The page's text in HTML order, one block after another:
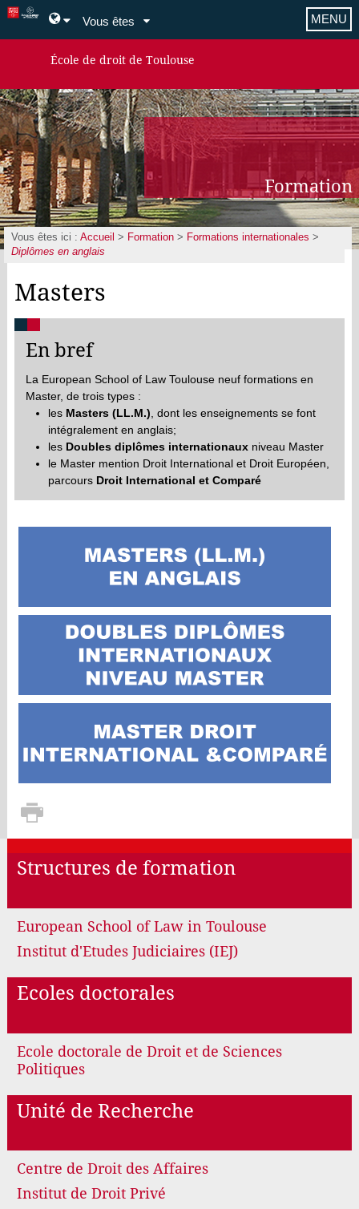
Vous êtes
École de droit de Toulouse
MENU
Formation
Vous êtes ici :Accueil > Formation > Formations internationales >
Diplômes en anglais
Masters
En bref
La European School of Law Toulouse neuf formations en
Master, de trois types :
les Masters (LL.M.) , dont les enseignements se font
intégralement en anglais;
les Doubles diplômes internationauxniveau Master
le Master mention Droit International et Droit Européen,
parcours Droit International et Comparé
Structures de formation
European School of Law in Toulouse
Institut d'Etudes Judiciaires (IEJ)
Ecoles doctorales
Ecole doctorale de Droit et de Sciences
Politiques
Unité de Recherche
Centre de Droit des Affaires
Institut de Droit Privé